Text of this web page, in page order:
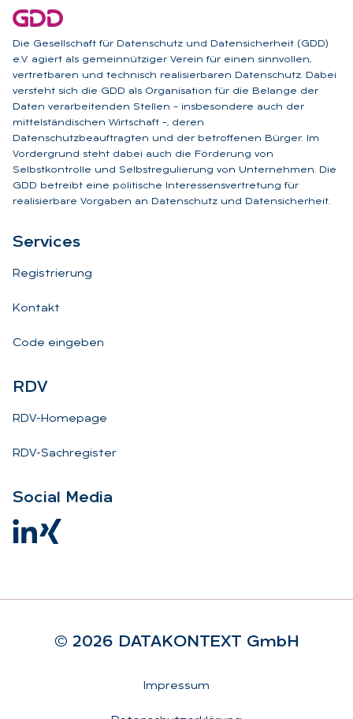
Die Gesellschaft für Datenschutz und Datensicherheit (GDD)
e.V. agiert als gemeinnütziger Verein für einen sinnvollen,
vertretbaren und technisch realisierbaren Datenschutz. Dabei
versteht sich die GDD als Organisation für die Belange der
Daten verarbeitenden Stellen – insbesondere auch der
mittelständischen Wirtschaft –, deren
Datenschutzbeauftragten und der betroffenen Bürger. Im
Vordergrund steht dabei auch die Förderung von
Selbstkontrolle und Selbstregulierung von Unternehmen. Die
GDD betreibt eine politische Interessensvertretung für
realisierbare Vorgaben an Datenschutz und Datensicherheit.
Ser­vices
Registrierung
Kontakt
Code eingeben
RDV
RDV-Homepage
RDV-Sachregister
So­ci­al Me­dia
© 2026 DA­TA­KON­TEXT GmbH
Impressum